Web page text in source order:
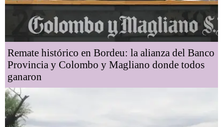
Remate histórico en Bordeu: la alianza del Banco
Provincia y Colombo y Magliano donde todos
ganaron